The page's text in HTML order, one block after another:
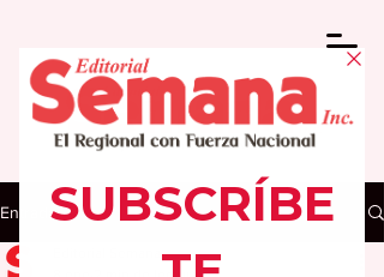
Entrada